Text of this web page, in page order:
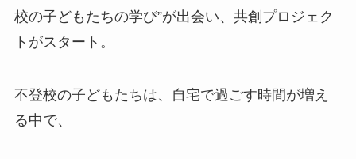
校の子どもたちの学び”が出会い、共創プロジェク
トがスタート。
不登校の子どもたちは、自宅で過ごす時間が増え
る中で、